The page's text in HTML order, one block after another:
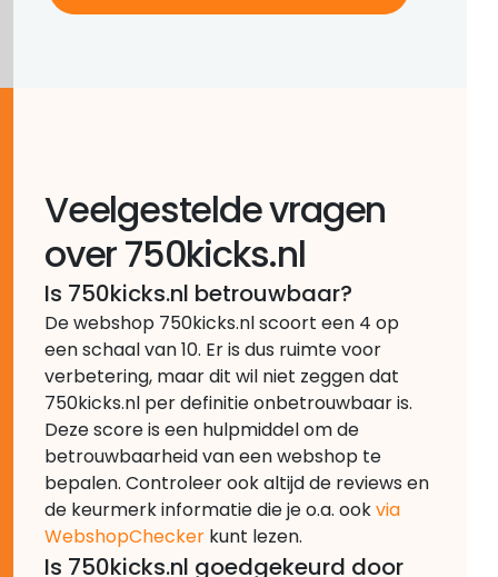
Veelgestelde vragen
over 750kicks.nl
Is 750kicks.nl betrouwbaar?
De webshop 750kicks.nl scoort een 4 op
een schaal van 10. Er is dus ruimte voor
verbetering, maar dit wil niet zeggen dat
750kicks.nl per definitie onbetrouwbaar is.
Deze score is een hulpmiddel om de
betrouwbaarheid van een webshop te
bepalen. Controleer ook altijd de reviews en
de keurmerk informatie die je o.a. ookvia
WebshopChecker kunt lezen.
Is 750kicks.nl goedgekeurd door